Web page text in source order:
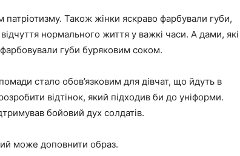
Також жінки яскраво фарбували губи,
нормального життя у важкі часи. А дами, які
губи буряковим соком.
стало обов’язковим для дівчат, що йдуть в
відтінок, який підходив би до уніформи.
бойовий дух солдатів.
може доповнити образ.